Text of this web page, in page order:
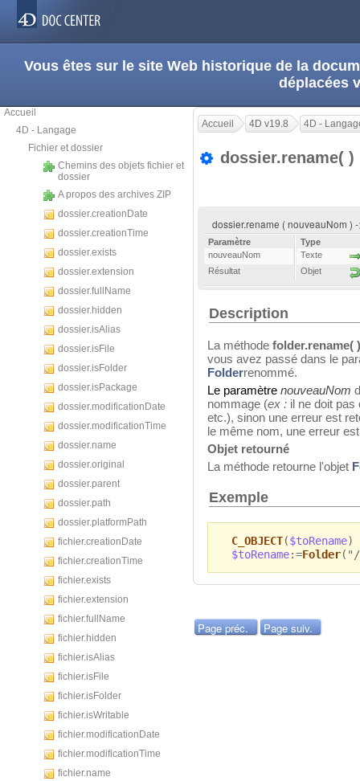
Vous êtes sur le site Web historique de la
déplacées
Accueil
4D - Langage
Fichier et dossier
Chemins des objets fichier et
dossier
A propos des archives ZIP
dossier.creationDate
dossier.creationTime
dossier.exists
dossier.extension
dossier.fullName
dossier.hidden
dossier.isAlias
dossier.isFile
dossier.isFolder
dossier.isPackage
dossier.modificationDate
dossier.modificationTime
dossier.name
dossier.original
dossier.parent
dossier.path
dossier.platformPath
fichier.creationDate
fichier.creationTime
fichier.exists
fichier.extension
fichier.fullName
fichier.hidden
fichier.isAlias
fichier.isFile
fichier.isFolder
fichier.isWritable
fichier.modificationDate
fichier.modificationTime
fichier.name
Accueil 4D v19.8 4D -
dossier.rename( )
dossier.rename ( nouveauNom )
Paramètre
Type
nouveauNom
Texte
Résultat
Objet
Description
La méthode folder.rename(
vous avez passé dans le
Folderrenommé.
Le paramètre nouveauNom
nommage (ex : il ne doit
etc.), sinon une erreur est
le même nom, une erreur
Objet retourné
La méthode retourne l'objet
Exemple
C_OBJECT($toRename)
$toRename:=Folder("/
Page préc. Page suiv.